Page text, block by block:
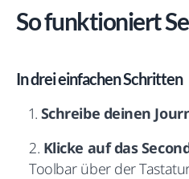
So funktioniert
In drei einfachen Schritten
Schreibe deinen
Klicke auf das
Toolbar über der